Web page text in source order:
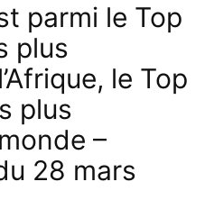
RATOVONELINJAFY Bakoly
parmi le Top
plus
le Top
plus
–
28 mars